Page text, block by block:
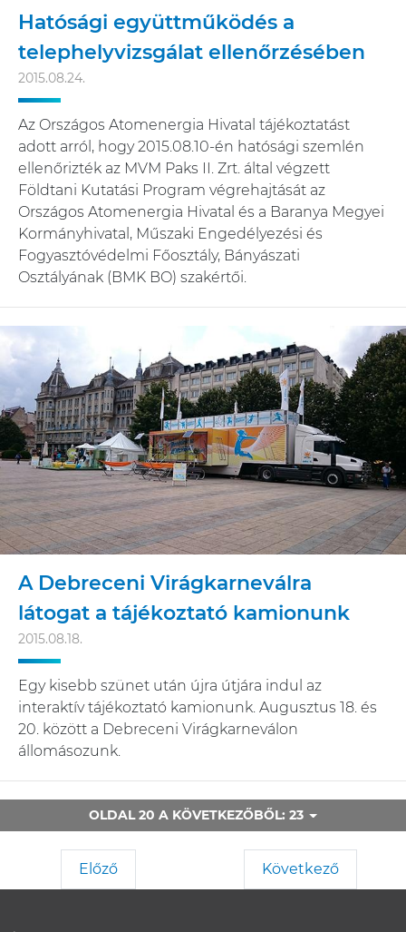
Hatósági együttműködés a
telephelyvizsgálat ellenőrzésében
2015.08.24.
Az Országos Atomenergia Hivatal tájékoztatást
adott arról, hogy 2015.08.10-én hatósági szemlén
ellenőrizték az MVM Paks II. Zrt. által végzett
Földtani Kutatási Program végrehajtását az
Országos Atomenergia Hivatal és a Baranya Megyei
Kormányhivatal, Műszaki Engedélyezési és
Fogyasztóvédelmi Főosztály, Bányászati
Osztályának (BMK BO) szakértői.
A Debreceni Virágkarneválra
látogat a tájékoztató kamionunk
2015.08.18.
Egy kisebb szünet után újra útjára indul az
interaktív tájékoztató kamionunk. Augusztus 18. és
20. között a Debreceni Virágkarneválon
állomásozunk.
OLDAL 20 A KÖVETKEZŐBŐL: 23
Előző Következő